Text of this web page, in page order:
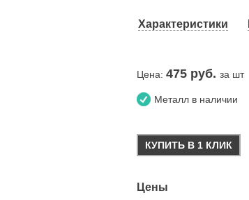
Характеристики
Цена: 475 руб. за шт
Металл в наличии
КУПИТЬ В 1 КЛИК
Цены